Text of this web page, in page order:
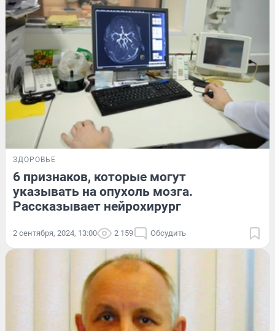
ЗДОРОВЬЕ
6 признаков, которые могут
указывать на опухоль мозга.
Рассказывает нейрохирург
2 сентября, 2024, 13:00 2 159 Обсудить